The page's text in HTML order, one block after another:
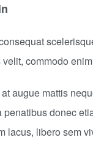
commodo
augue mattis
donec
lacus, libero sem